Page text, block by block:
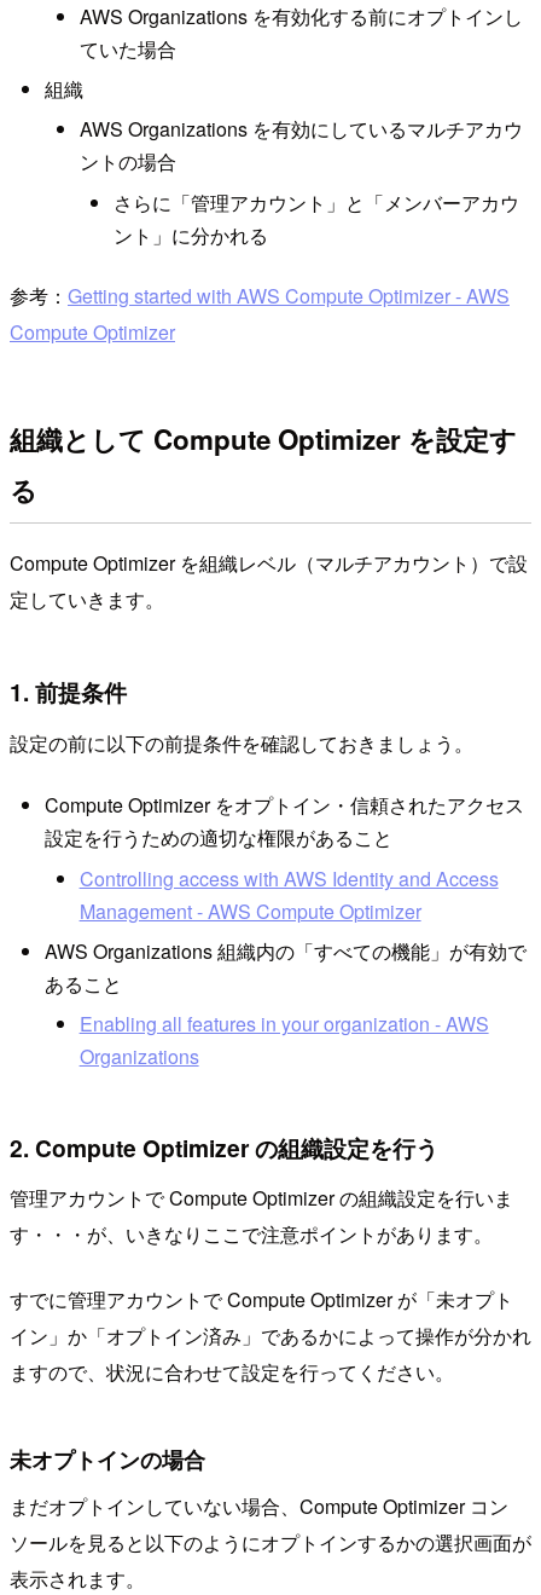
AWS Organizations を有効化する前にオプトインし
ていた場合
組織
AWS Organizations を有効にしているマルチアカウ
ントの場合
さらに「管理アカウント」と「メンバーアカウ
ント」に分かれる
参考： Getting started with AWS Compute Optimizer - AWS
Compute Optimizer
組織として Compute Optimizer を設定す
る
Compute Optimizer を組織レベル（マルチアカウント）で設
定していきます。
1. 前提条件
設定の前に以下の前提条件を確認しておきましょう。
Compute Optimizer をオプトイン・信頼されたアクセス
設定を行うための適切な権限があること
Controlling access with AWS Identity and Access
Management - AWS Compute Optimizer
AWS Organizations 組織内の「すべての機能」が有効で
あること
Enabling all features in your organization - AWS
Organizations
2. Compute Optimizer の組織設定を行う
管理アカウントで Compute Optimizer の組織設定を行いま
す・・・が、いきなりここで注意ポイントがあります。
すでに管理アカウントで Compute Optimizer が「未オプト
イン」か「オプトイン済み」であるかによって操作が分かれ
ますので、状況に合わせて設定を行ってください。
未オプトインの場合
まだオプトインしていない場合、Compute Optimizer コン
ソールを見ると以下のようにオプトインするかの選択画面が
表示されます。